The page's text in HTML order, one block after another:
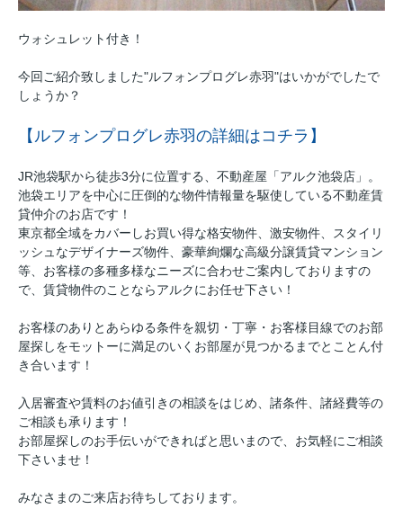
ウォシュレット付き！
今回ご紹介致しました"ルフォンプログレ赤羽"はいかがでしたで
しょうか？
【ルフォンプログレ赤羽の詳細はコチラ】
JR池袋駅から徒歩3分に位置する、不動産屋「アルク池袋店」。
池袋エリアを中心に圧倒的な物件情報量を駆使している不動産賃
貸仲介のお店です！
東京都全域をカバーしお買い得な格安物件、激安物件、スタイリ
ッシュなデザイナーズ物件、豪華絢爛な高級分譲賃貸マンション
等、お客様の多種多様なニーズに合わせご案内しておりますの
で、賃貸物件のことならアルクにお任せ下さい！
お客様のありとあらゆる条件を親切・丁寧・お客様目線でのお部
屋探しをモットーに満足のいくお部屋が見つかるまでとことん付
き合います！
入居審査や賃料のお値引きの相談をはじめ、諸条件、諸経費等の
ご相談も承ります！
お部屋探しのお手伝いができればと思いまので、お気軽にご相談
下さいませ！
みなさまのご来店お待ちしております。